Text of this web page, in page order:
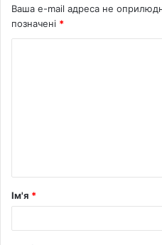
Ваша e-mail адреса не
позначені *
Ім'я *